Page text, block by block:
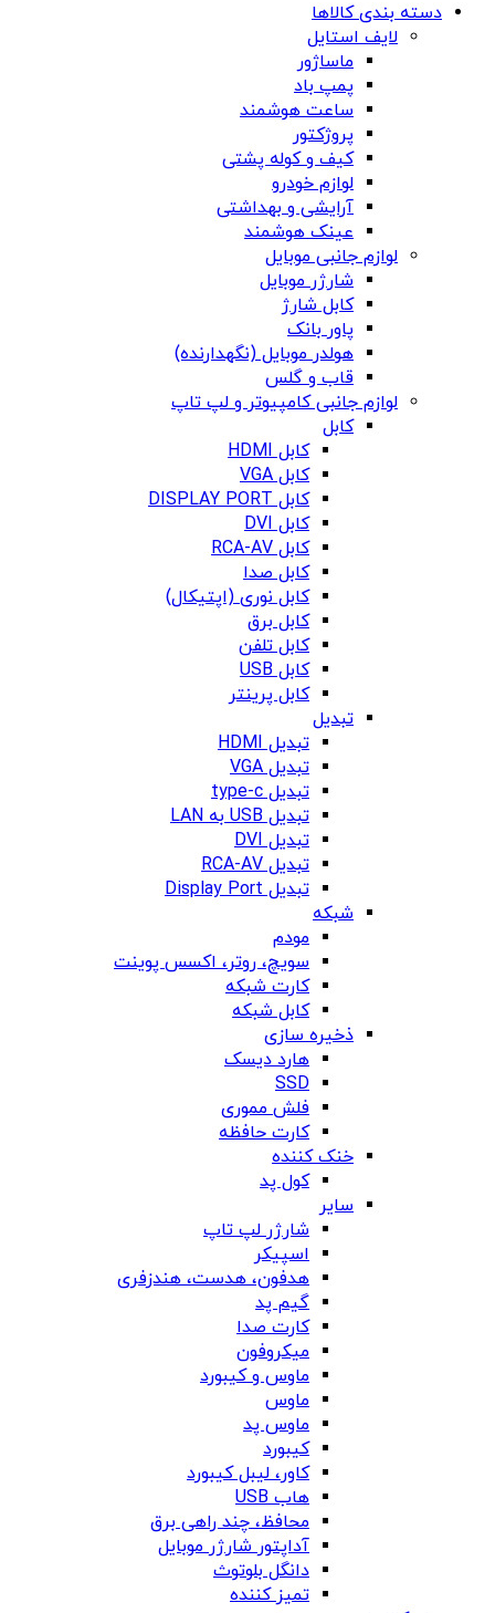
دسته بندی کالاها
لایف استایل
ماساژور
پمپ باد
ساعت هوشمند
پروژکتور
کیف و کوله پشتی
لوازم خودرو
آرایشی و بهداشتی
عینک هوشمند
لوازم جانبی موبایل
شارژر موبایل
کابل شارژ
پاور بانک
هولدر موبایل (نگهدارنده)
قاب و گلس
لوازم جانبی کامپیوتر و لپ تاپ
کابل
کابل HDMI
کابل VGA
کابل DISPLAY PORT
کابل DVI
کابل RCA-AV
کابل صدا
کابل نوری (اپتیکال)
کابل برق
کابل تلفن
کابل USB
کابل پرینتر
تبدیل
تبدیل HDMI
تبدیل VGA
تبدیل type-c
تبدیل USB به LAN
تبدیل DVI
تبدیل RCA-AV
تبدیل Display Port
شبکه
مودم
سویچ، روتر، اکسس پوینت
کارت شبکه
کابل شبکه
ذخیره سازی
هارد دیسک
SSD
فلش مموری
کارت حافظه
خنک کننده
کول پد
سایر
شارژر لپ تاپ
اسپیکر
هدفون، هدست، هندزفری
گیم پد
کارت صدا
میکروفون
ماوس و کیبورد
ماوس
ماوس پد
کیبورد
کاور، لیبل کیبورد
هاب USB
محافظ، چند راهی برق
آداپتور شارژر موبایل
دانگل بلوتوث
تمیز کننده